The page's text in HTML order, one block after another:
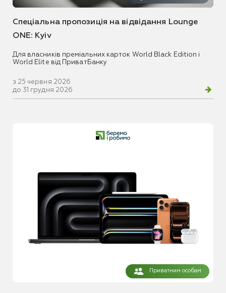
Спеціальна пропозиція на відвідання Lounge
ONE: Kyiv
Для власників преміальних карток World Black Edition і
World Elite від ПриватБанку
з 25 червня 2026
до 31 грудня 2026
Приватним особам